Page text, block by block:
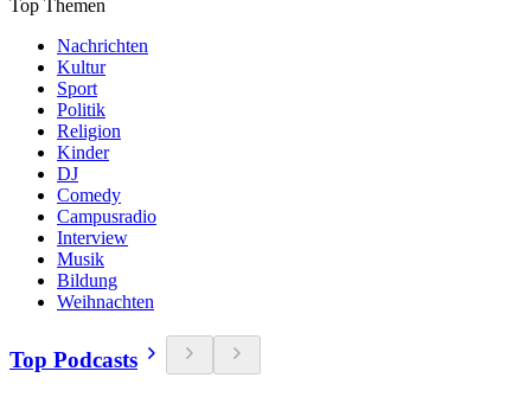
Top Themen
Nachrichten
Kultur
Sport
Politik
Religion
Kinder
DJ
Comedy
Campusradio
Interview
Musik
Bildung
Weihnachten
Top Podcasts